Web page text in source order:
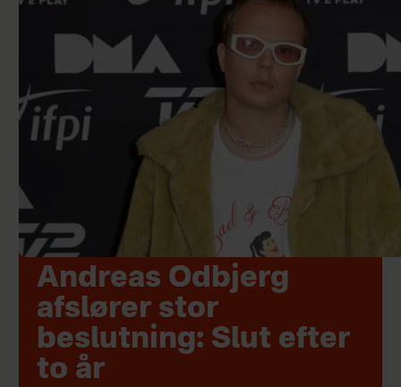
Andreas Odbjerg
afslører stor
beslutning: Slut efter
to år